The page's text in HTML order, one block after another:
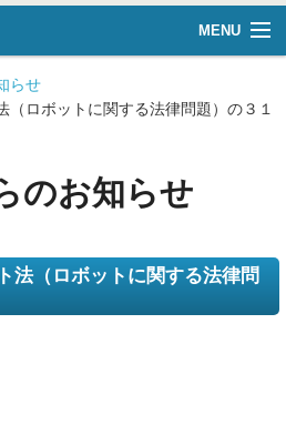
MENU
総合案内
生·個人借金
らせ
（ロボットに関する法律問題）の３１
のお知らせ
法（ロボットに関する法律問